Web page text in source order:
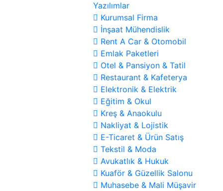
Yazılımlar
Kurumsal Firma
İnşaat Mühendislik
Rent A Car & Otomobil
Emlak Paketleri
Otel & Pansiyon & Tatil
Restaurant & Kafeterya
Elektronik & Elektrik
Eğitim & Okul
Kreş & Anaokulu
Nakliyat & Lojistik
E-Ticaret & Ürün Satış
Tekstil & Moda
Avukatlık & Hukuk
Kuaför & Güzellik Salonu
Muhasebe & Mali Müşavir